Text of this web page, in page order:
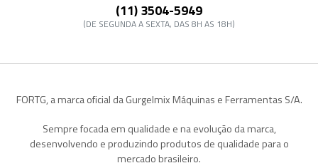
(11) 3504-5949
(DE SEGUNDA A SEXTA, DAS 8H AS 18H)
FORTG, a marca oficial da Gurgelmix Máquinas e Ferramentas S/A.
Sempre focada em qualidade e na evolução da marca,
desenvolvendo e produzindo produtos de qualidade para o
mercado brasileiro.